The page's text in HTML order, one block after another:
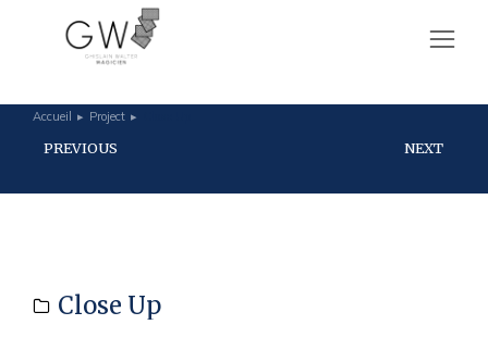
Vous êtes ici :
Accueil Project
PREVIOUS NEXT
Close Up